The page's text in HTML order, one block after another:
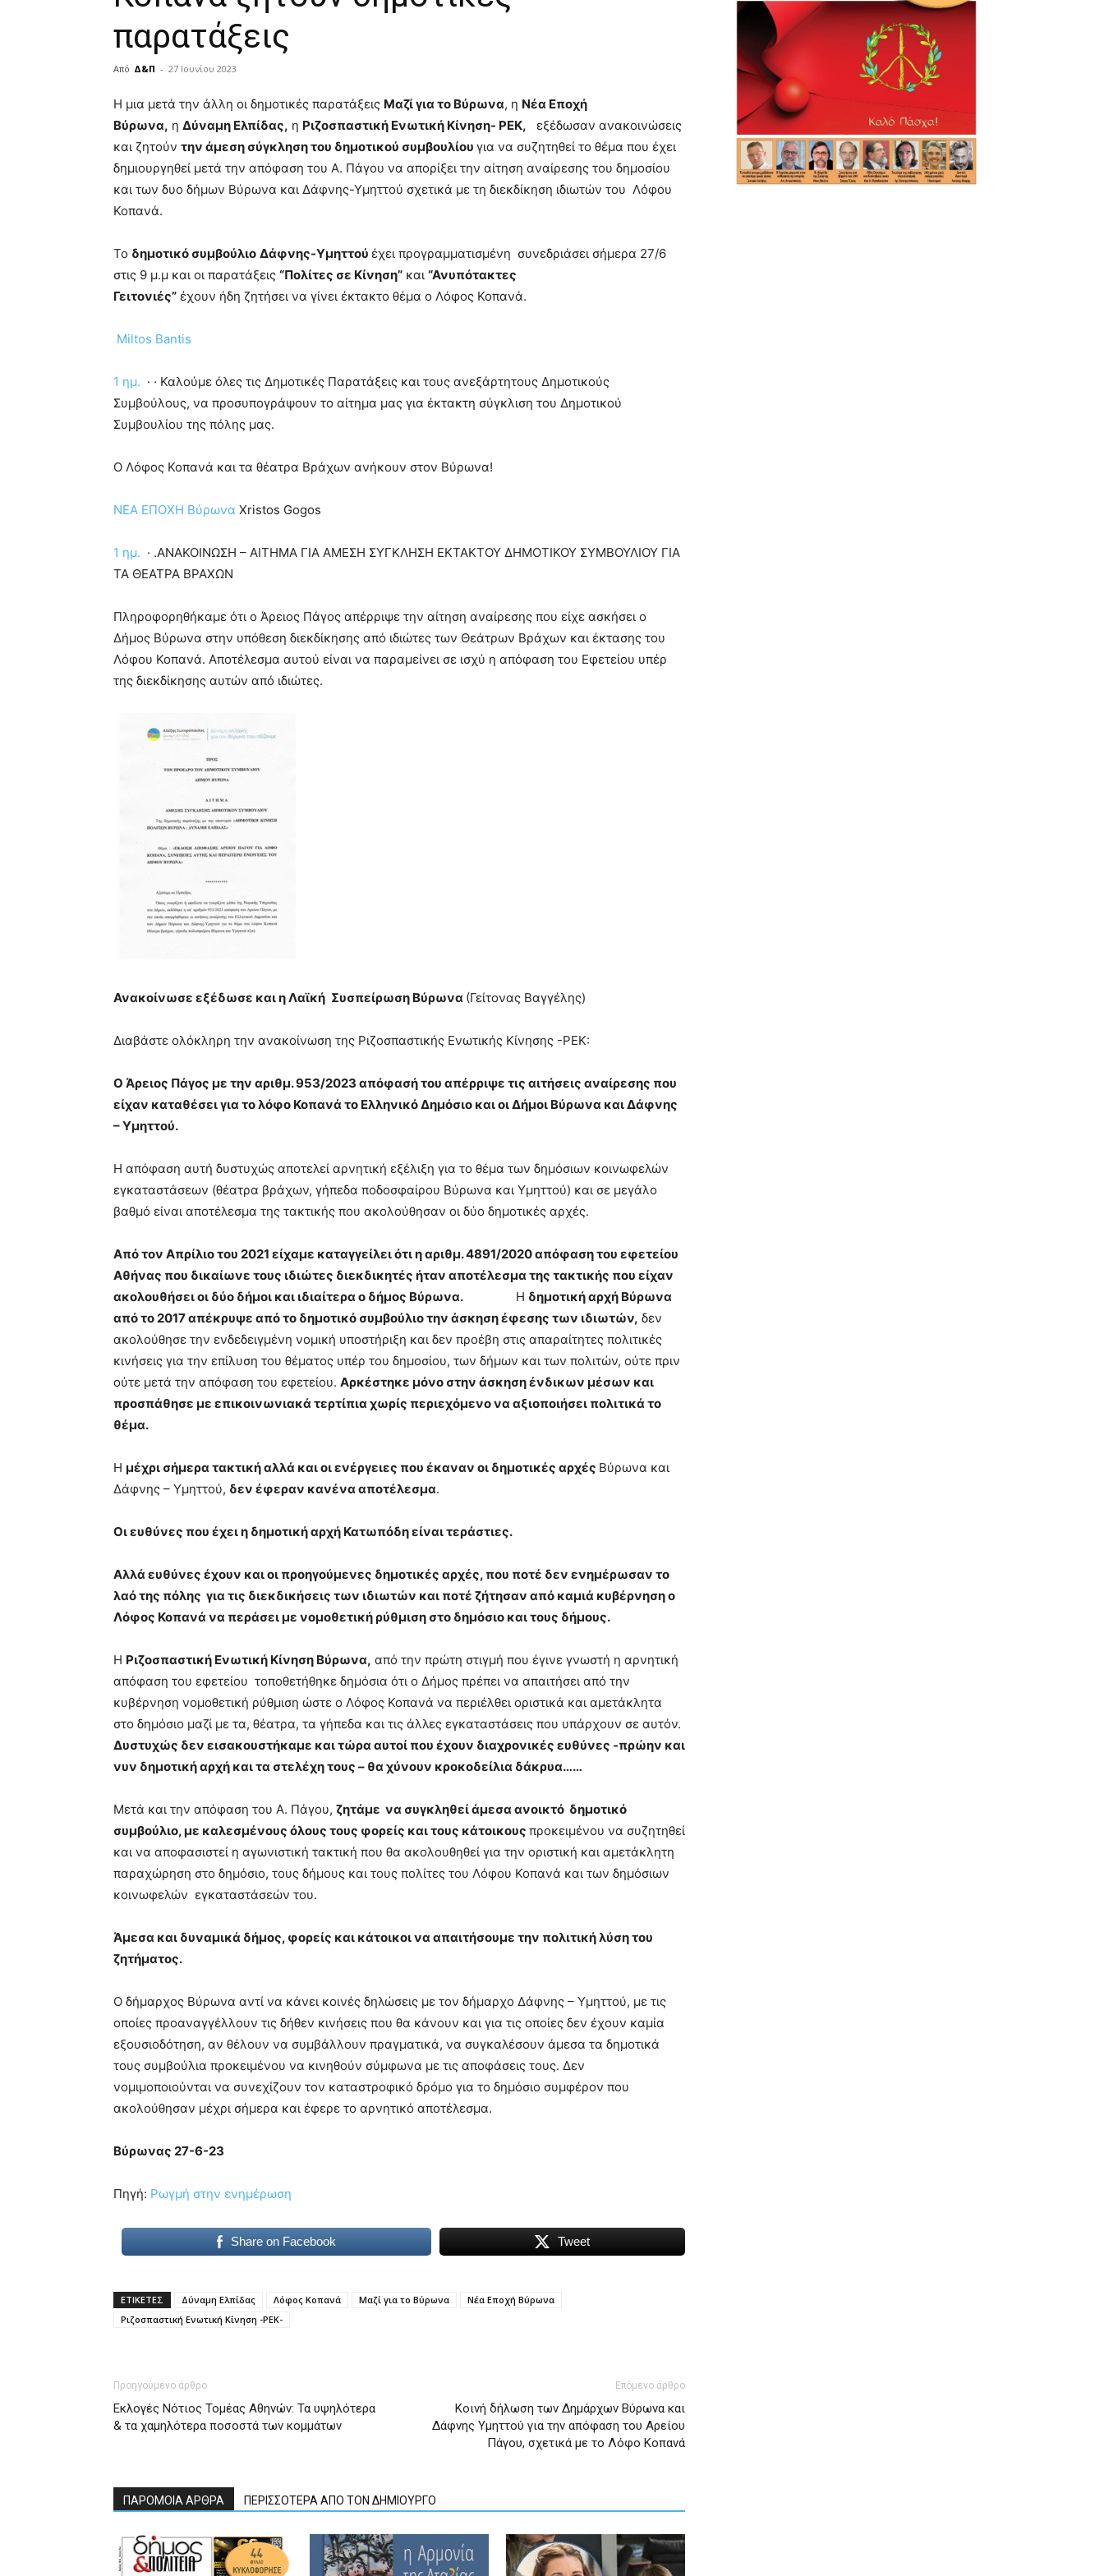
παρατάξεις
Από Δ&Π - 27 Ιουνίου 2023
blonde
lesbians
very
hot
cam
show. desi
brandi
teaches
you
meaning
pain.
hd
porn
Η μια μετά την άλλη οι δημοτικές παρατάξεις Μαζί για το Βύρωνα, η Νέα Εποχή
Βύρωνα, η Δύναμη Ελπίδας, η Ριζοσπαστική Ενωτική Κίνηση- ΡΕΚ, εξέδωσαν ανακοινώσεις
και ζητούν την άμεση σύγκληση του δημοτικού συμβουλίου για να συζητηθεί το θέμα που έχει
δημιουργηθεί μετά την απόφαση του Α. Πάγου να απορίξει την αίτηση αναίρεσης του δημοσίου
και των δυο δήμων Βύρωνα και Δάφνης-Υμηττού σχετικά με τη διεκδίκηση ιδιωτών του Λόφου
Κοπανά.
Το δημοτικό συμβούλιο Δάφνης-Υμηττού έχει προγραμματισμένη συνεδριάσει σήμερα 27/6
στις 9 μ.μ και οι παρατάξεις “Πολίτες σε Κίνηση” και “Ανυπότακτες
Γειτονιές” έχουν ήδη ζητήσει να γίνει έκτακτο θέμα ο Λόφος Κοπανά.
Miltos Bantis
1 ημ. · · Καλούμε όλες τις Δημοτικές Παρατάξεις και τους ανεξάρτητους Δημοτικούς
Συμβούλους, να προσυπογράψουν το αίτημα μας για έκτακτη σύγκλιση του Δημοτικού
Συμβουλίου της πόλης μας.
Ο Λόφος Κοπανά και τα θέατρα Βράχων ανήκουν στον Βύρωνα!
ΝΕΑ ΕΠΟΧΗ Βύρωνα Xristos Gogos
1 ημ. · .ΑΝΑΚΟΙΝΩΣΗ – ΑΙΤΗΜΑ ΓΙΑ ΑΜΕΣΗ ΣΥΓΚΛΗΣΗ ΕΚΤΑΚΤΟΥ ΔΗΜΟΤΙΚΟΥ ΣΥΜΒΟΥΛΙΟΥ ΓΙΑ
ΤΑ ΘΕΑΤΡΑ ΒΡΑΧΩΝ
Πληροφορηθήκαμε ότι ο Άρειος Πάγος απέρριψε την αίτηση αναίρεσης που είχε ασκήσει ο
Δήμος Βύρωνα στην υπόθεση διεκδίκησης από ιδιώτες των Θεάτρων Βράχων και έκτασης του
Λόφου Κοπανά. Αποτέλεσμα αυτού είναι να παραμείνει σε ισχύ η απόφαση του Εφετείου υπέρ
της διεκδίκησης αυτών από ιδιώτες.
Ανακοίνωσε εξέδωσε και η Λαϊκή Συσπείρωση Βύρωνα (Γείτονας Βαγγέλης)
Διαβάστε ολόκληρη την ανακοίνωση της Ριζοσπαστικής Ενωτικής Κίνησης -ΡΕΚ:
Ο Άρειος Πάγος με την αριθμ. 953/2023 απόφασή του απέρριψε τις αιτήσεις αναίρεσης που
είχαν καταθέσει για το λόφο Κοπανά το Ελληνικό Δημόσιο και οι Δήμοι Βύρωνα και Δάφνης
– Υμηττού.
Η απόφαση αυτή δυστυχώς αποτελεί αρνητική εξέλιξη για το θέμα των δημόσιων κοινωφελών
εγκαταστάσεων (θέατρα βράχων, γήπεδα ποδοσφαίρου Βύρωνα και Υμηττού) και σε μεγάλο
βαθμό είναι αποτέλεσμα της τακτικής που ακολούθησαν οι δύο δημοτικές αρχές.
Από τον Απρίλιο του 2021 είχαμε καταγγείλει ότι η αριθμ. 4891/2020 απόφαση του εφετείου
Αθήνας που δικαίωνε τους ιδιώτες διεκδικητές ήταν αποτέλεσμα της τακτικής που είχαν
ακολουθήσει οι δύο δήμοι και ιδιαίτερα ο δήμος Βύρωνα. Η δημοτική αρχή Βύρωνα
από το 2017 απέκρυψε από το δημοτικό συμβούλιο την άσκηση έφεσης των ιδιωτών, δεν
ακολούθησε την ενδεδειγμένη νομική υποστήριξη και δεν προέβη στις απαραίτητες πολιτικές
κινήσεις για την επίλυση του θέματος υπέρ του δημοσίου, των δήμων και των πολιτών, ούτε πριν
ούτε μετά την απόφαση του εφετείου. Αρκέστηκε μόνο στην άσκηση ένδικων μέσων και
προσπάθησε με επικοινωνιακά τερτίπια χωρίς περιεχόμενο να αξιοποιήσει πολιτικά το
θέμα.
Η μέχρι σήμερα τακτική αλλά και οι ενέργειες που έκαναν οι δημοτικές αρχές Βύρωνα και
Δάφνης – Υμηττού, δεν έφεραν κανένα αποτέλεσμα.
Οι ευθύνες που έχει η δημοτική αρχή Κατωπόδη είναι τεράστιες.
Αλλά ευθύνες έχουν και οι προηγούμενες δημοτικές αρχές, που ποτέ δεν ενημέρωσαν το
λαό της πόλης για τις διεκδικήσεις των ιδιωτών και ποτέ ζήτησαν από καμιά κυβέρνηση ο
Λόφος Κοπανά να περάσει με νομοθετική ρύθμιση στο δημόσιο και τους δήμους.
Η Ριζοσπαστική Ενωτική Κίνηση Βύρωνα, από την πρώτη στιγμή που έγινε γνωστή η αρνητική
απόφαση του εφετείου τοποθετήθηκε δημόσια ότι ο Δήμος πρέπει να απαιτήσει από την
κυβέρνηση νομοθετική ρύθμιση ώστε ο Λόφος Κοπανά να περιέλθει οριστικά και αμετάκλητα
στο δημόσιο μαζί με τα, θέατρα, τα γήπεδα και τις άλλες εγκαταστάσεις που υπάρχουν σε αυτόν.
Δυστυχώς δεν εισακουστήκαμε και τώρα αυτοί που έχουν διαχρονικές ευθύνες -πρώην και
νυν δημοτική αρχή και τα στελέχη τους – θα χύνουν κροκοδείλια δάκρυα……
Μετά και την απόφαση του Α. Πάγου, ζητάμε να συγκληθεί άμεσα ανοικτό δημοτικό
συμβούλιο, με καλεσμένους όλους τους φορείς και τους κάτοικους προκειμένου να συζητηθεί
και να αποφασιστεί η αγωνιστική τακτική που θα ακολουθηθεί για την οριστική και αμετάκλητη
παραχώρηση στο δημόσιο, τους δήμους και τους πολίτες του Λόφου Κοπανά και των δημόσιων
κοινωφελών εγκαταστάσεών του.
Άμεσα και δυναμικά δήμος, φορείς και κάτοικοι να απαιτήσουμε την πολιτική λύση του
ζητήματος.
Ο δήμαρχος Βύρωνα αντί να κάνει κοινές δηλώσεις με τον δήμαρχο Δάφνης – Υμηττού, με τις
οποίες προαναγγέλλουν τις δήθεν κινήσεις που θα κάνουν και για τις οποίες δεν έχουν καμία
εξουσιοδότηση, αν θέλουν να συμβάλλουν πραγματικά, να συγκαλέσουν άμεσα τα δημοτικά
τους συμβούλια προκειμένου να κινηθούν σύμφωνα με τις αποφάσεις τους. Δεν
νομιμοποιούνται να συνεχίζουν τον καταστροφικό δρόμο για το δημόσιο συμφέρον που
ακολούθησαν μέχρι σήμερα και έφερε το αρνητικό αποτέλεσμα.
Βύρωνας 27-6-23
Πηγή: Ρωγμή στην ενημέρωση
Share on Facebook Tweet
ΕΤΙΚΕΤΕΣ Δύναμη Ελπίδας Λόφος Κοπανά Μαζί για το Βύρωνα
Νέα Εποχή Βύρωνα
Ριζοσπαστική Ενωτική Κίνηση -ΡΕΚ-
Προηγούμενο άρθρο
Εκλογές Νότιος Τομέας Αθηνών: Τα υψηλότερα
& τα χαμηλότερα ποσοστά των κομμάτων
Επόμενο άρθρο
Κοινή δήλωση των Δημάρχων Βύρωνα και
Δάφνης Υμηττού για την απόφαση του Αρείου
Πάγου, σχετικά με το Λόφο Κοπανά
ΠΑΡΟΜΟΙΑ ΑΡΘΡΑ ΠΕΡΙΣΣΟΤΕΡΑ ΑΠΟ ΤΟΝ ΔΗΜΙΟΥΡΓΟ